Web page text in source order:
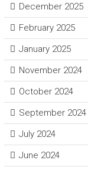
December 2025
February 2025
January 2025
November 2024
October 2024
September 2024
July 2024
June 2024